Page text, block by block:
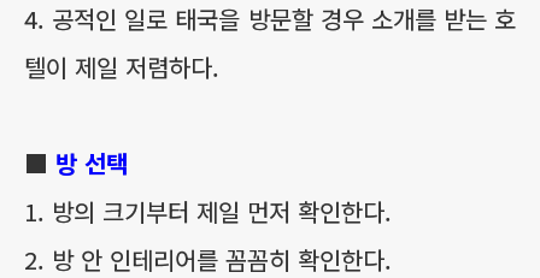
4. 공적인 일로 태국을 방문할 경우 소개를 받는 호
텔이 제일 저렴하다.
■ 방 선택
1. 방의 크기부터 제일 먼저 확인한다.
2. 방 안 인테리어를 꼼꼼히 확인한다.